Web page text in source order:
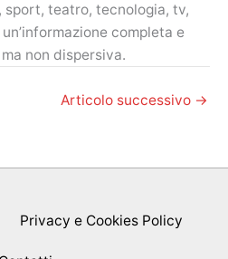
sport, teatro, tecnologia, tv,
completa e
non dispersiva.
Articolo successivo →
Privacy e Cookies Policy